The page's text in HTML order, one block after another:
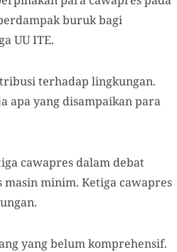
buruk bagi
UU ITE.
terhadap lingkungan.
apa yang disampaikan para
cawapres dalam debat
minim. Ketiga cawapres
yang belum komprehensif.